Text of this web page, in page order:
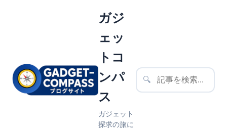
ガジ
ェッ
トコ
ンパ
ス
ガジェット
探求の旅に
🔍